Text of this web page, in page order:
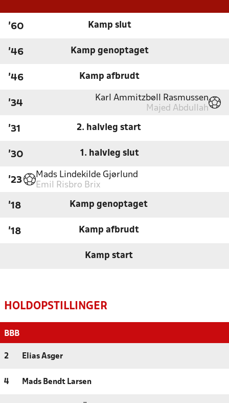
'60 Kamp slut
'46 Kamp genoptaget
'46 Kamp afbrudt
'34
Karl Ammitzbøll Rasmussen
Majed Abdullah
'31 2. halvleg start
'30 1. halvleg slut
'23
Mads Lindekilde Gjørlund
Emil Risbro Brix
'18 Kamp genoptaget
'18 Kamp afbrudt
Kamp start
HOLDOPSTILLINGER
BBB
2 Elias Asger
4 Mads Bendt Larsen